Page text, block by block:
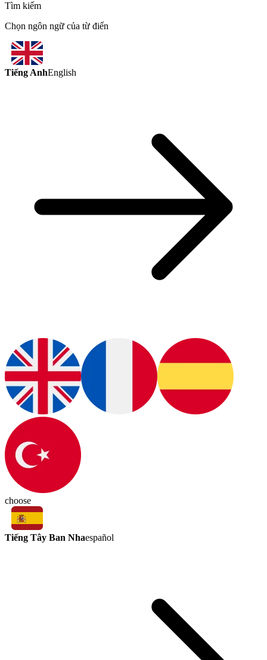
Tìm kiếm
Chọn ngôn ngữ của từ điển
Tiếng AnhEnglish
choose
Tiếng Tây Ban Nhaespañol